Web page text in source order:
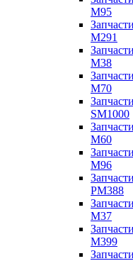
M95
M291
M38
M70
SM1000
M60
M96
PM388
M37
M399